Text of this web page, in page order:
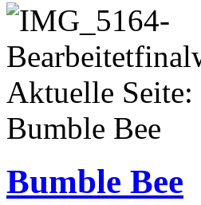
Aktuelle Seite:
Bumble Bee
Bumble Bee